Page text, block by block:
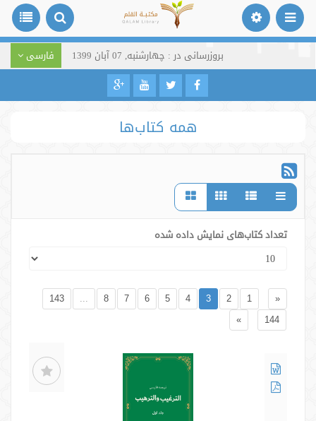
بروزرسانی در : چهارشنبه, 07 آبان 1399 فارسی
همه کتاب‌ها
تعداد کتاب‌های نمایش داده شده
«
1
2
3
4
5
6
7
8
...
143
144
»